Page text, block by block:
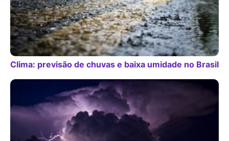
Clima: previsão de chuvas e baixa umidade no Brasil